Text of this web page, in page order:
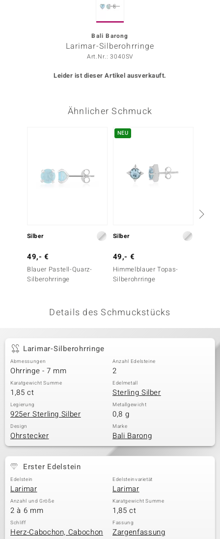
BY DE MELO
Collection
Classics
Bali Barong
Larimar-Silberohrringe
Art.Nr.: 3040SV
Leider ist dieser Artikel ausverkauft.
Ähnlicher Schmuck
Silber
49,- €
Blauer Pastell-Quarz-
Silberohrringe
NEU
Silber
49,- €
Himmelblauer Topas-
Silberohrringe
Details des Schmuckstücks
Larimar-Silberohrringe
Abmessungen
Ohrringe - 7 mm
Anzahl Edelsteine
2
Karatgewicht Summe
1,85 ct
Edelmetall
Sterling Silber
Legierung
925er Sterling Silber
Metallgewicht
0,8 g
Design
Ohrstecker
Marke
Bali Barong
Erster Edelstein
Edelstein
Larimar
Edelsteinvarietät
Larimar
Anzahl und Größe
2 à 6 mm
Karatgewicht Summe
1,85 ct
Schliff
Herz-Cabochon, Cabochon
Fassung
Zargenfassung